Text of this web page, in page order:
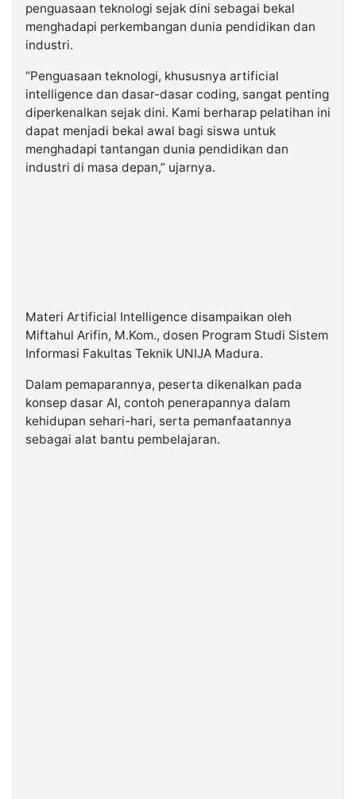
penguasaan teknologi sejak dini sebagai bekal
menghadapi perkembangan dunia pendidikan dan
industri.
“Penguasaan teknologi, khususnya artificial
intelligence dan dasar-dasar coding, sangat penting
diperkenalkan sejak dini. Kami berharap pelatihan ini
dapat menjadi bekal awal bagi siswa untuk
menghadapi tantangan dunia pendidikan dan
industri di masa depan,” ujarnya.
Materi Artificial Intelligence disampaikan oleh
Miftahul Arifin, M.Kom., dosen Program Studi Sistem
Informasi Fakultas Teknik UNIJA Madura.
Dalam pemaparannya, peserta dikenalkan pada
konsep dasar AI, contoh penerapannya dalam
kehidupan sehari-hari, serta pemanfaatannya
sebagai alat bantu pembelajaran.